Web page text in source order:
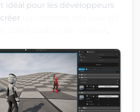
idéal pour les développeurs
.